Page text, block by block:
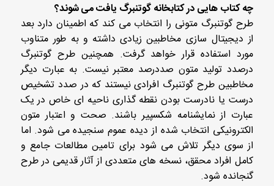
چه کتاب هایی در کتابخانه گوتنبرگ یافت می شوند؟
طرح گوتنبرگ متونی را انتخاب می کند که اطمینان دارد بعد
از دیجیتال سازی مخاطبین زیادی داشته و به طور متناوب
مورد استفاده قرار خواهد گرفت. همچنین طرح گوتنبرگ
درصدد تولید متون صددرصد معتبر نیست. به عبارت دیگر
مخاطبین طرح گوتنبرگ افرادی نیستند که در صدد تشخیص
درست یا نادرست بودن نقطه گذاری ناحیه ای خاص در یک
عبارت از نمایشنامه شکسپیر باشند. صحت و اعتبار متون
الکترونیکی انتخاب شده از دیده عموم سنجیده می شود. اما
از سوی دیگر تلاش می شود برای تامین مطالعات جامع و
کامل افراد محقق، نسخه های متعددی از آثار قدیمی در طرح
گنجانده شود.